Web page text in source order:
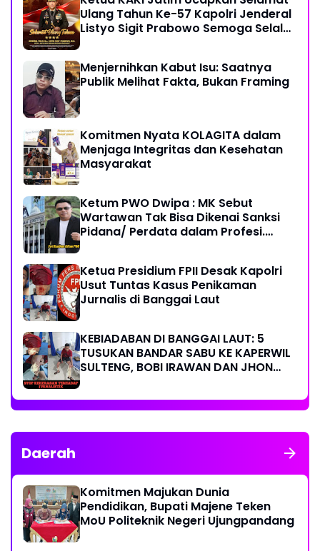
Ulang Tahun Ke-57 Kapolri Jenderal
Listyo Sigit Prabowo Semoga Selalu
Menjernihkan Kabut Isu: Saatnya
Publik Melihat Fakta, Bukan Framing
Komitmen Nyata KOLAGITA dalam
Menjaga Integritas dan Kesehatan
Masyarakat
Ketum PWO Dwipa : MK Sebut
Wartawan Tak Bisa Dikenai Sanksi
Pidana/ Perdata dalam Profesi.
Ketua Presidium FPII Desak Kapolri
Usut Tuntas Kasus Penikaman
Jurnalis di Banggai Laut
KEBIADABAN DI BANGGAI LAUT: 5
TUSUKAN BANDAR SABU KE KAPERWIL
SULTENG, BOBI IRAWAN DAN JHON
KERAS KINERJA POLRI!
Daerah
Komitmen Majukan Dunia
Pendidikan, Bupati Majene Teken
MoU Politeknik Negeri Ujungpandang